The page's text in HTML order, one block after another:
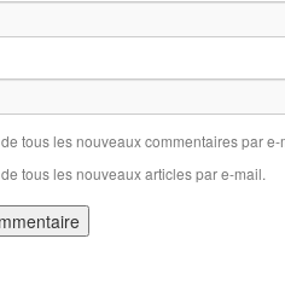
tous les nouveaux commentaires par e-
tous les nouveaux articles par e-mail.